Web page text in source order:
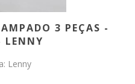
3 PEÇAS -
LENNY
Lenny